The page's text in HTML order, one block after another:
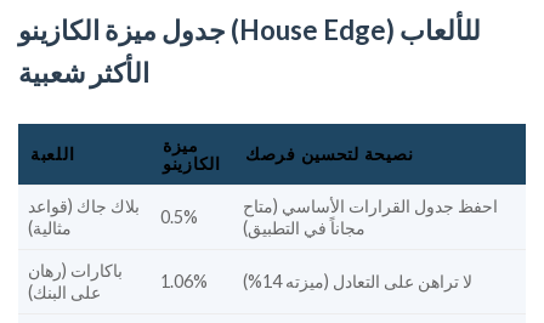
جدول ميزة الكازينو (House Edge) للألعاب
الأكثر شعبية
اللعبة
ميزة
الكازينو
نصيحة لتحسين فرصك
بلاك جاك (قواعد
مثالية)
0.5%
احفظ جدول القرارات الأساسي (متاح
مجاناً في التطبيق)
باكارات (رهان
على البنك)
1.06% لا تراهن على التعادل (ميزته 14%)